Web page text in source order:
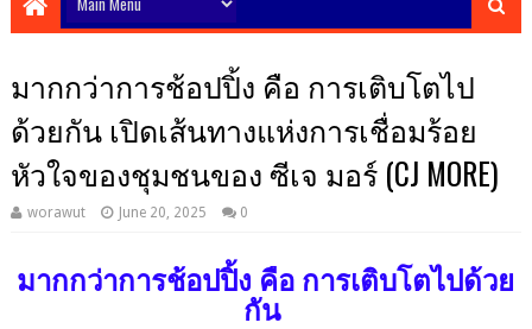
มากกว่าการช้อปปิ้ง คือ การเติบโตไป
ด้วยกัน เปิดเส้นทางแห่งการเชื่อมร้อย
หัวใจของชุมชนของ ซีเจ มอร์ (CJ MORE)
worawut June 20, 2025 0
มากกว่าการช้อปปิ้ง คือ การเติบโตไปด้วย
กัน